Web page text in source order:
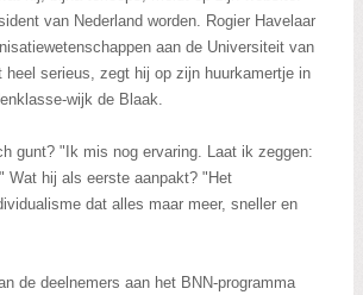
van Nederland worden. Rogier Havelaar
aan de Universiteit van
heel serieus, zegt hij op zijn huurkamertje in
wijk de Blaak.
gunt? "Ik mis nog ervaring. Laat ik zeggen:
Wat hij als eerste aanpakt? "Het
dat alles maar meer, sneller en
de deelnemers aan het BNN-programma